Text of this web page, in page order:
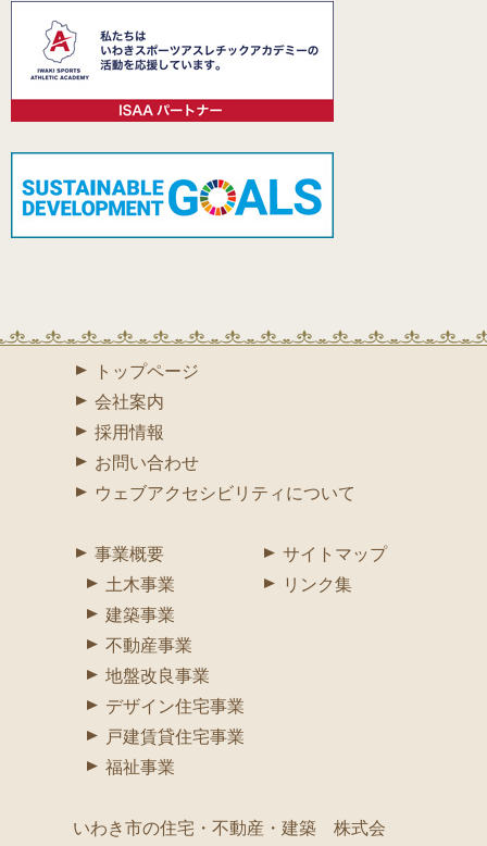
トップページ
会社案内
採用情報
お問い合わせ
ウェブアクセシビリティについて
事業概要
土木事業
建築事業
不動産事業
地盤改良事業
デザイン住宅事業
戸建賃貸住宅事業
福祉事業
サイトマップ
リンク集
いわき市の住宅・不動産・建築 株式会